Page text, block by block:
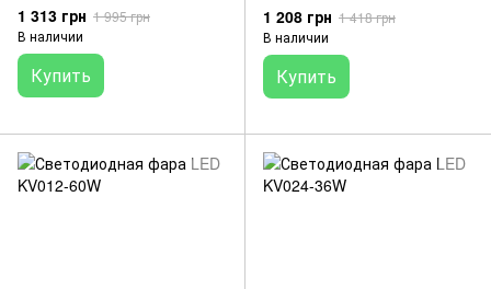
1 313 грн 1 995 грн
В наличии
Купить
1 208 грн 1 418 грн
В наличии
Купить